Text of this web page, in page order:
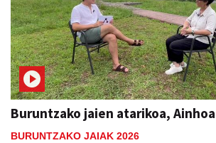
Buruntzako jaien atarikoa,
BURUNTZAKO JAIAK 2026